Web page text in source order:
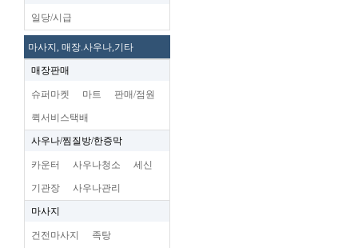
일당/시급
마사지, 매장.사우나,기타
매장판매
슈퍼마켓 마트 판매/점원
퀵서비스택배
사우나/찜질방/한증막
카운터 사우나청소 세신
기관장 사우나관리
마사지
건전마사지 족탕